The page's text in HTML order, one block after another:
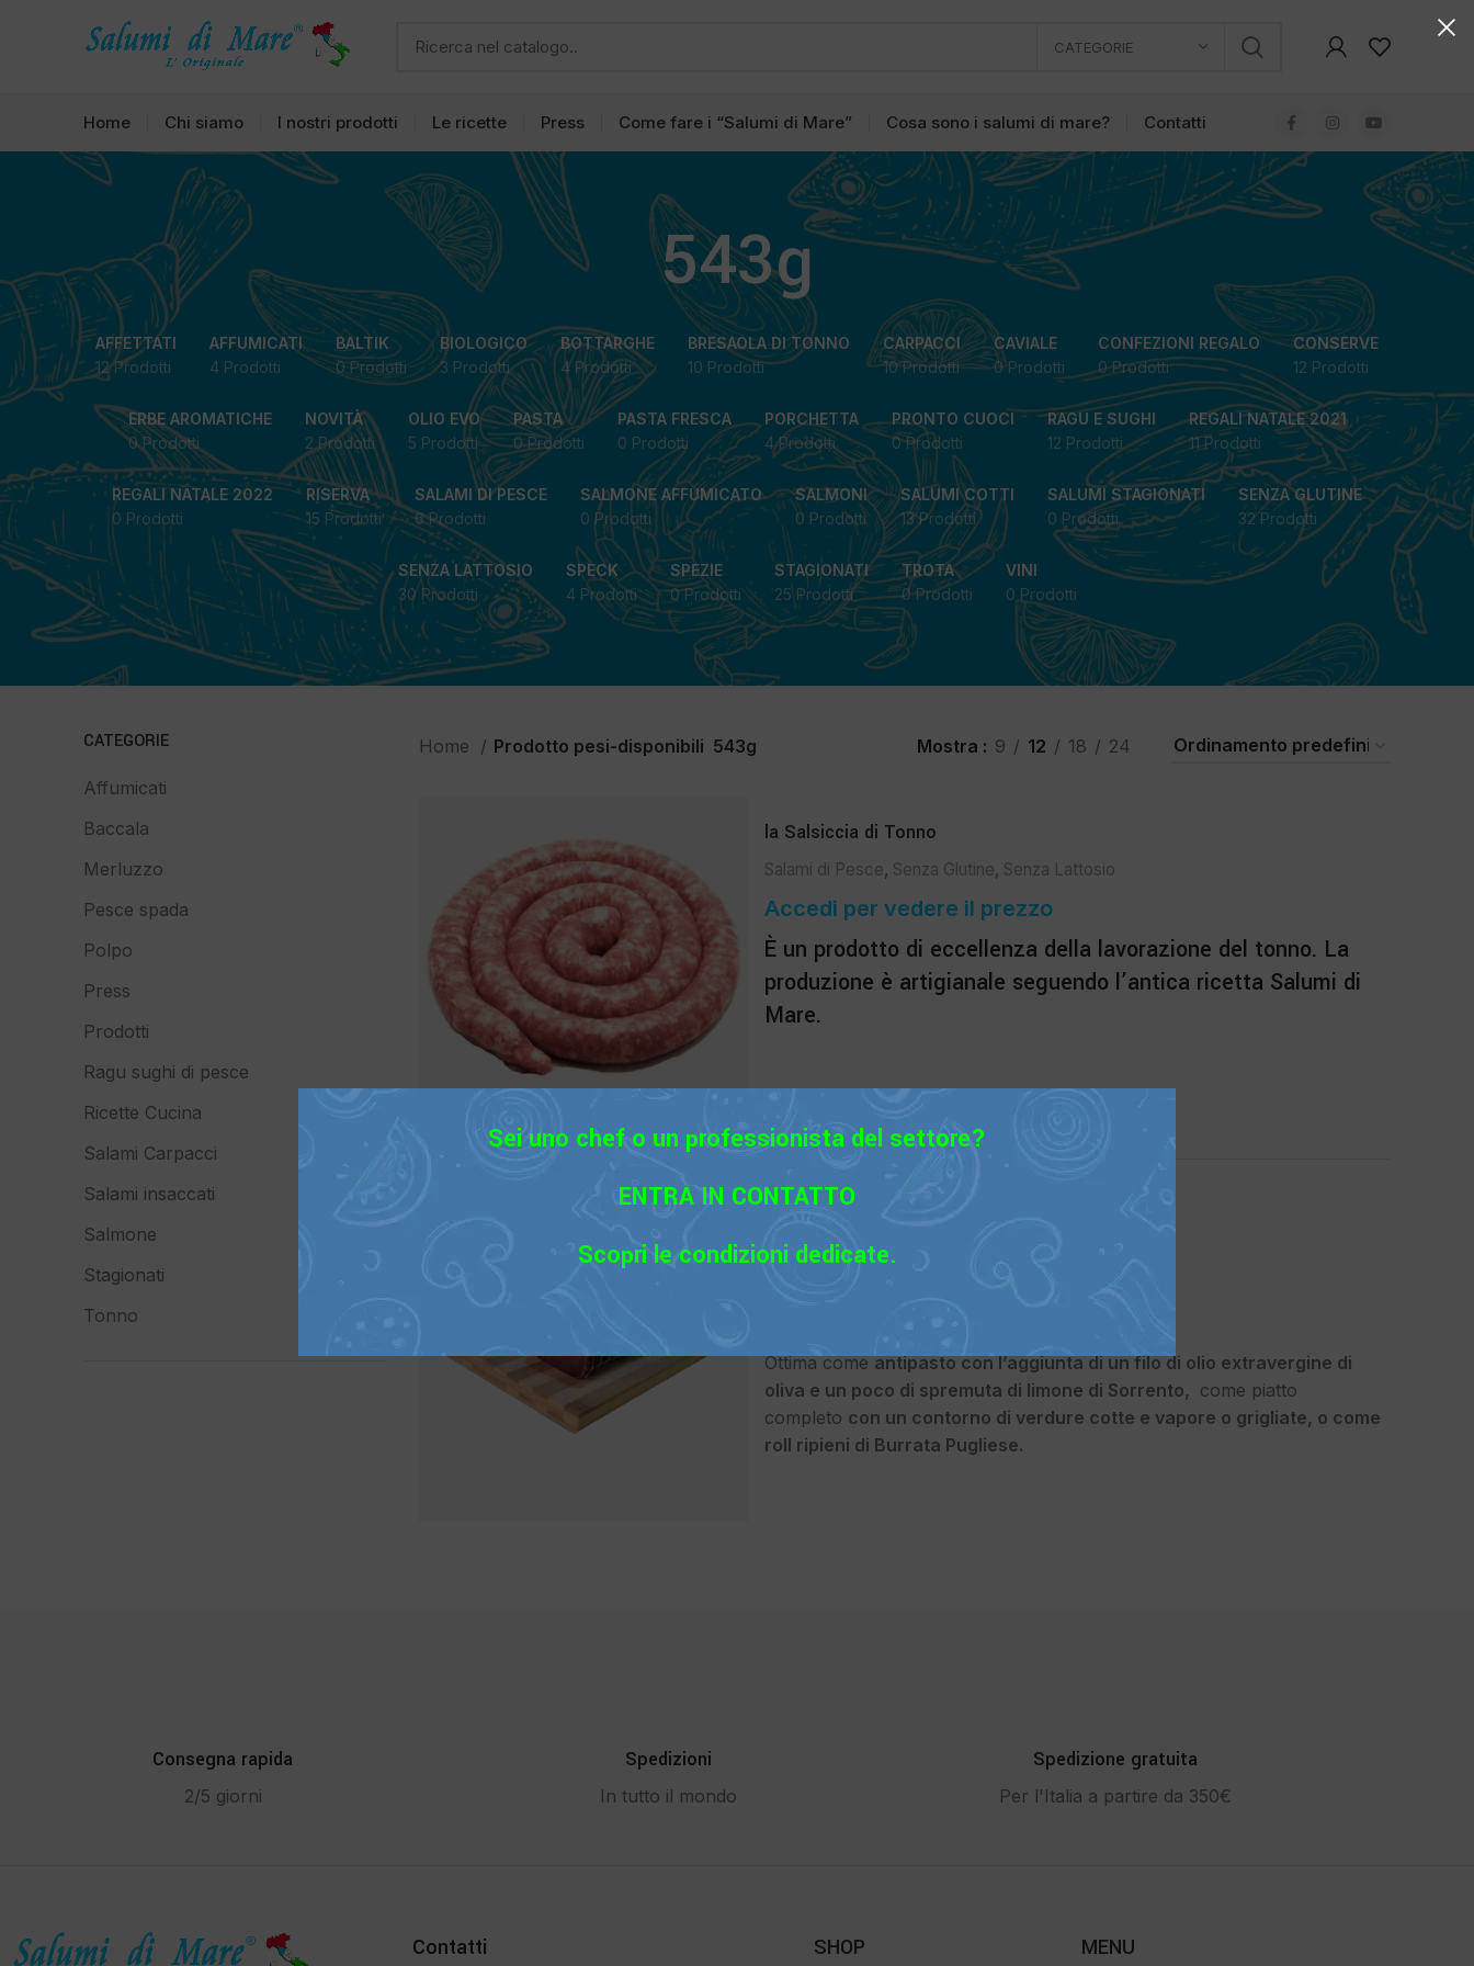
Sei uno chef o un professionista del settore?
ENTRA IN CONTATTO
Scopri le condizioni dedicate.
CATEGORIE
Home Chi siamo I nostri prodotti Le ricette Press Come fare i “Salumi di Mare” Cosa sono i salumi di mare? Contatti
543g
AFFETTATI
12 Prodotti
AFFUMICATI
4 Prodotti
BALTIK
0 Prodotti
BIOLOGICO
3 Prodotti
BOTTARGHE
4 Prodotti
BRESAOLA DI TONNO
10 Prodotti
CARPACCI
10 Prodotti
CAVIALE
0 Prodotti
CONFEZIONI REGALO
0 Prodotti
CONSERVE
12 Prodotti
ERBE AROMATICHE
0 Prodotti
NOVITÀ
2 Prodotti
OLIO EVO
5 Prodotti
PASTA
0 Prodotti
PASTA FRESCA
0 Prodotti
PORCHETTA
4 Prodotti
PRONTO CUOCI
0 Prodotti
RAGU E SUGHI
12 Prodotti
REGALI NATALE 2021
11 Prodotti
REGALI NATALE 2022
0 Prodotti
RISERVA
15 Prodotti
SALAMI DI PESCE
6 Prodotti
SALMONE AFFUMICATO
0 Prodotti
SALMONI
0 Prodotti
SALUMI COTTI
13 Prodotti
SALUMI STAGIONATI
0 Prodotti
SENZA GLUTINE
32 Prodotti
SENZA LATTOSIO
30 Prodotti
SPECK
4 Prodotti
SPEZIE
0 Prodotti
STAGIONATI
25 Prodotti
TROTA
0 Prodotti
VINI
0 Prodotti
CATEGORIE
Affumicati
Baccala
Merluzzo
Pesce spada
Polpo
Press
Prodotti
Ragu sughi di pesce
Ricette Cucina
Salami Carpacci
Salami insaccati
Salmone
Stagionati
Tonno
Home Prodotto pesi-disponibili 543g Mostra 9 12 18 24
la Salsiccia di Tonno
Salami di Pesce, Senza Glutine, Senza Lattosio
Accedi per vedere il prezzo
È un prodotto di eccellenza della lavorazione del tonno. La
produzione è artigianale seguendo l’antica ricetta Salumi di
Mare.
Prosciutto di Tonno Stagionato
Ottima comeantipasto con l’aggiunta di un filo di olio extravergine di
oliva e un poco di spremuta di limone di Sorrento, come piatto
completo con un contorno di verdure cotte e vapore o grigliate, o come
roll ripieni di Burrata Pugliese.
Consegna rapida
2/5 giorni
Spedizioni
In tutto il mondo
Spedizione gratuita
Per l'Italia a partire da 350€
Contatti SHOP MENU